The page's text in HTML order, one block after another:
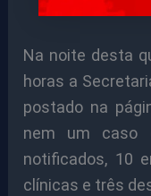
Na noite desta
horas a
postado na
nem um caso
notificados, 10
clínicas e três